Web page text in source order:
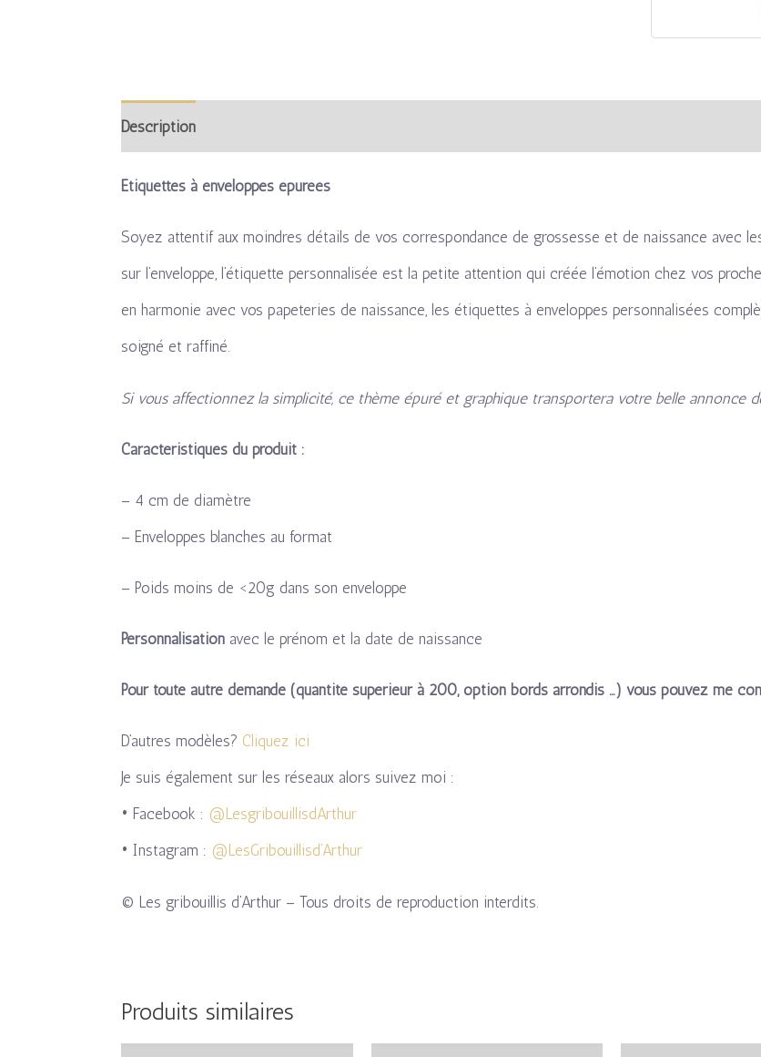
Description
Étiquettes à enveloppes épurées
Soyez attentif aux moindres détails de vos correspondance de grossesse et de naissance avec
sur l’enveloppe, l’étiquette personnalisée est la petite attention qui créée l’émotion chez vos
en harmonie avec vos papeteries de naissance, les étiquettes à enveloppes personnalisées
soigné et raffiné.
Si vous affectionnez la simplicité, ce thème épuré et graphique transportera votre belle annonce
Caractéristiques du produit :
– 4 cm de diamètre
– Enveloppes blanches au format
– Poids moins de <20g dans son enveloppe
Personnalisation avec le prénom et la date de naissance
Pour toute autre demande (quantité supérieur à 200, option bords arrondis …) vous pouvez me
D’autres modèles? Cliquez ici
Je suis également sur les réseaux alors suivez moi :
• Facebook : @LesgribouillisdArthur
• Instagram : @LesGribouillisd’Arthur
© Les gribouillis d’Arthur – Tous droits de reproduction interdits.
Produits similaires